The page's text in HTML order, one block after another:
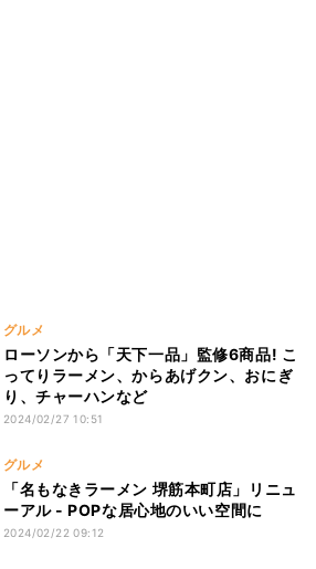
グルメ
ローソンから「天下一品」監修6商品! こ
ってりラーメン、からあげクン、おにぎ
り、チャーハンなど
2024/02/27 10:51
グルメ
「名もなきラーメン 堺筋本町店」リニュ
ーアル - POPな居心地のいい空間に
2024/02/22 09:12